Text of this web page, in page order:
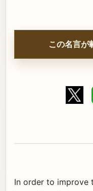
この名言が
In order to improve